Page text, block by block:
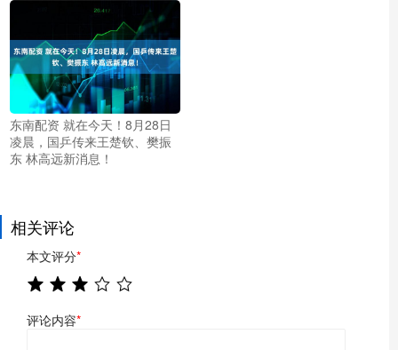
东南配资 就在今天！8月28日
凌晨，国乒传来王楚钦、樊振
东 林高远新消息！
相关评论
本文评分*
评论内容*